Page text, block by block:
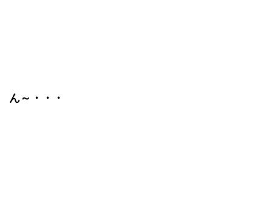
ん～・・・